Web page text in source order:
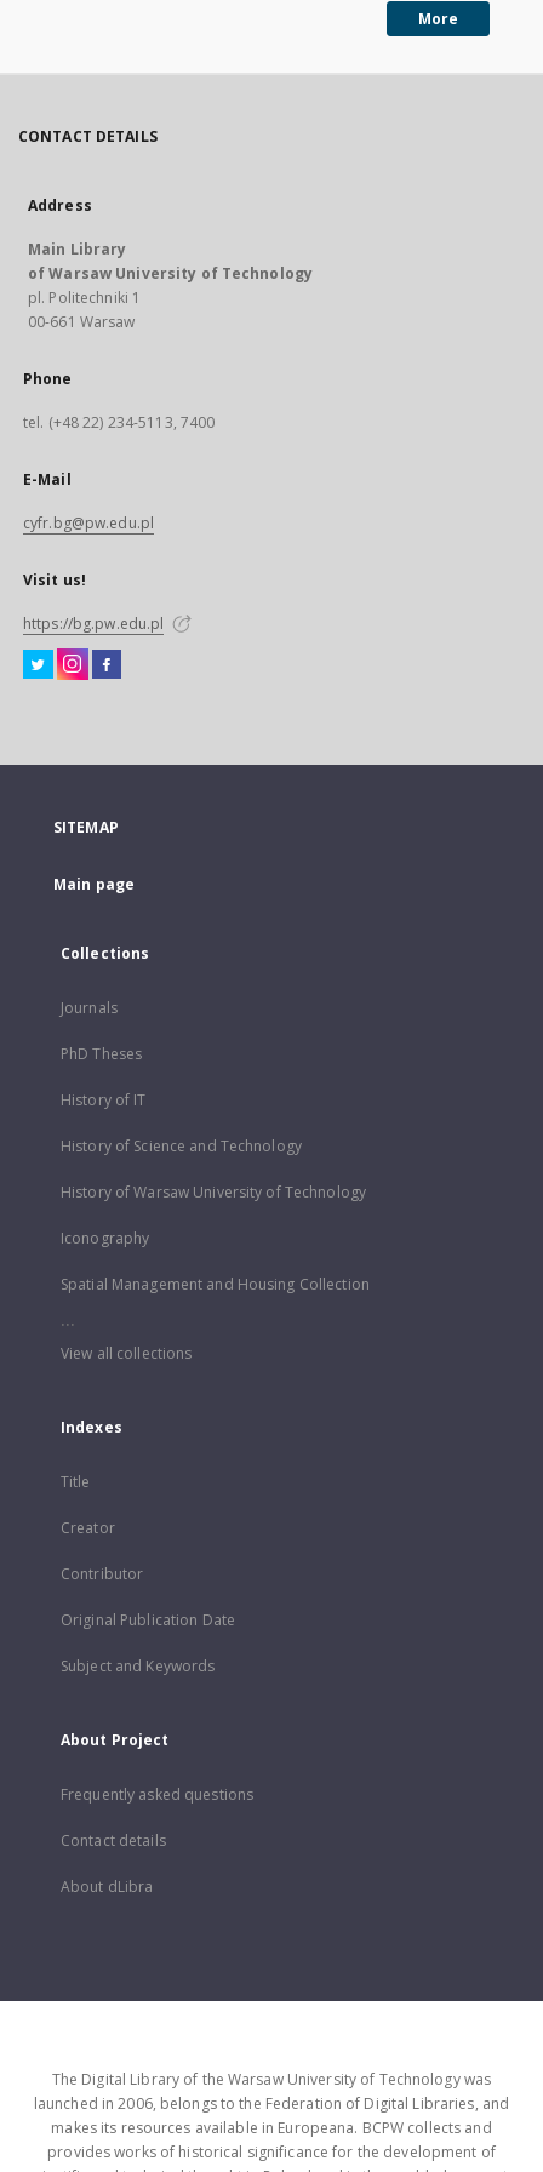
More
CONTACT DETAILS
Address
Main Library
of Warsaw University of Technology
pl. Politechniki 1
00-661 Warsaw
Phone
tel. (+48 22) 234-5113, 7400
E-Mail
cyfr.bg@pw.edu.pl
Visit us!
https://bg.pw.edu.pl
SITEMAP
Main page
Collections
Journals
PhD Theses
History of IT
History of Science and Technology
History of Warsaw University of Technology
Iconography
Spatial Management and Housing Collection
...
View all collections
Indexes
Title
Creator
Contributor
Original Publication Date
Subject and Keywords
About Project
Frequently asked questions
Contact details
About dLibra
The Digital Library of the Warsaw University of Technology was
launched in 2006, belongs to the Federation of Digital Libraries, and
makes its resources available in Europeana. BCPW collects and
provides works of historical significance for the development of